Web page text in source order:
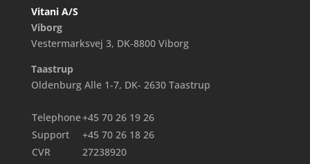
Vitani A/S
Viborg
Vestermarksvej 3, DK-8800 Viborg
Taastrup
Oldenburg Alle 1-7, DK- 2630 Taastrup
Telephone+45 70 26 19 26
Support
+45 70 26 18 26
CVR
27238920